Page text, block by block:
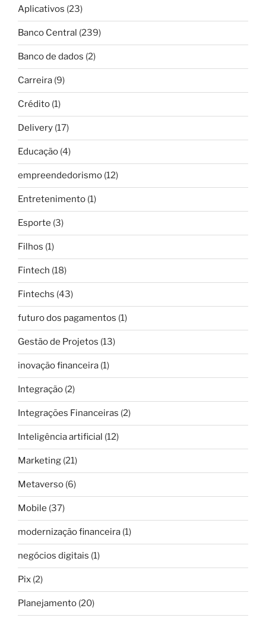
Aplicativos (23)
Banco Central (239)
Banco de dados (2)
Carreira (9)
Crédito (1)
Delivery (17)
Educação (4)
empreendedorismo (12)
Entretenimento (1)
Esporte (3)
Filhos (1)
Fintech (18)
Fintechs (43)
futuro dos pagamentos (1)
Gestão de Projetos (13)
inovação financeira (1)
Integração (2)
Integrações Financeiras (2)
Inteligência artificial (12)
Marketing (21)
Metaverso (6)
Mobile (37)
modernização financeira (1)
negócios digitais (1)
Pix (2)
Planejamento (20)